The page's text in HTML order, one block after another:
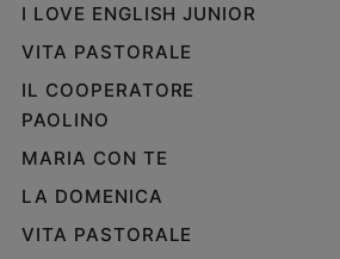
I LOVE ENGLISH JUNIOR
VITA PASTORALE
IL COOPERATORE
PAOLINO
MARIA CON TE
LA DOMENICA
VITA PASTORALE